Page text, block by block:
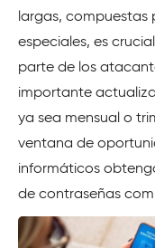
largas, compuestas
especiales, es
parte de los
importante
ya sea mensual o
ventana de
informáticos
de contraseñas